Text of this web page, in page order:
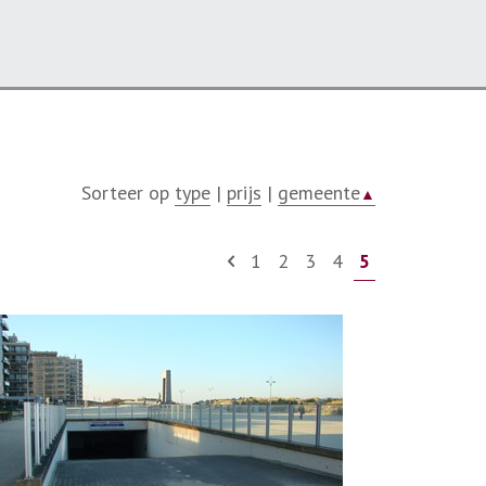
Sorteer op type | prijs | gemeente▲
1 2 3 4 5